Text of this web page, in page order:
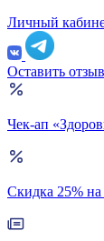
Личный
Оставить отзыв
Чек-ап
Скидка 25%